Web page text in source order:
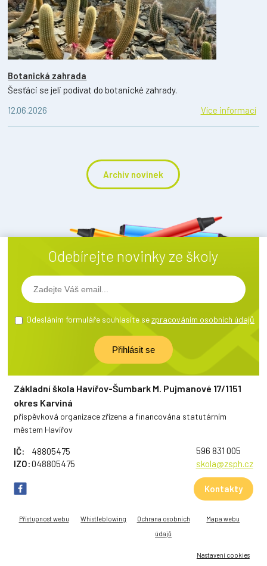
Botanická zahrada
Šesťáci se jeli podívat do botanické zahrady.
12.06.2026
Více informací
Archiv novinek
Odebírejte novinky ze školy
Odesláním formuláře souhlasíte sezpracováním osobních údajů
Základní škola Havířov-Šumbark M. Pujmanové 17/1151
okres Karviná
příspěvková organizace zřízena a financována statutárním
městem Havířov
IČ:
48805475
IZO:048805475
596 831 005
skola@zsph.cz
Kontakty
Přístupnost webu Whistleblowing
Ochrana osobních
údajů
Mapa webu
Nastavení cookies